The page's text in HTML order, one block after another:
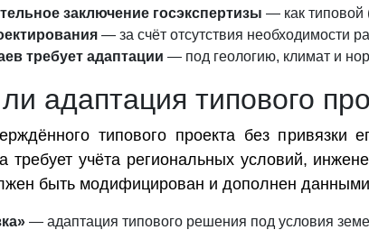
заключение госэкспертизы — как типовой
— за счёт отсутствия необходимости
требует адаптации — под геологию, климат и
адаптация типового
типового проекта без привязки
требует учёта региональных условий,
быть модифицирован и дополнен
— адаптация типового решения под условия